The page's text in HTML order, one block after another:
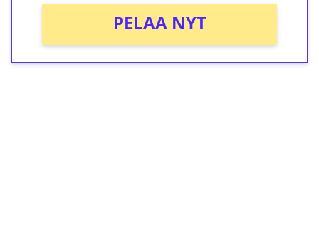
PELAA NYT